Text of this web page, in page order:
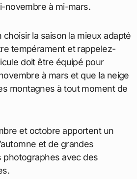
novembre à mi-mars.
la saison la mieux adapté
tempérament et rappelez-
doit être équipé pour
à mars et que la neige
montagnes à tout moment de
et octobre apportent un
et de grandes
photographes avec des